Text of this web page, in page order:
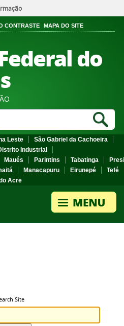
CONTRASTE MAPA DO SITE
do
Leste
São Gabriel da Cachoeira
Industrial
Maués Parintins Tabatinga
Manacapuru Eirunepé
Tefé
Acre
Site